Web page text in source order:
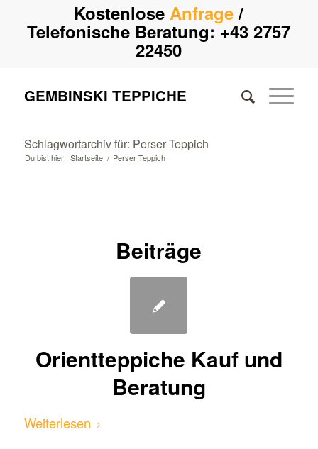
KostenloseAnfrage/
Telefonische Beratung:+43 2757
22450
GEMBINSKI TEPPICHE
Schlagwortarchiv für: Perser Teppich
Du bist hier: Startseite / Perser Teppich
Beiträge
Orientteppiche Kauf und
Beratung
Weiterlesen